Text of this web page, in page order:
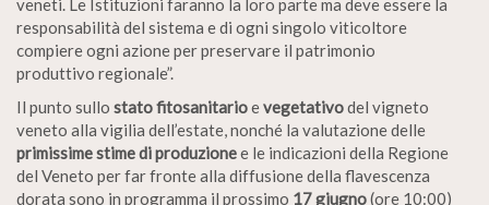
veneti. Le Istituzioni faranno la loro parte ma deve essere la
responsabilità del sistema e di ogni singolo viticoltore
compiere ogni azione per preservare il patrimonio
produttivo regionale”.
Il punto sullo stato fitosanitarioevegetativodel vigneto
veneto alla vigilia dell’estate, nonché la valutazione delle
primissime stime di produzionee le indicazioni della Regione
del Veneto per far fronte alla diffusione della flavescenza
dorata sono in programma il prossimo 17 giugno(ore 10:00)